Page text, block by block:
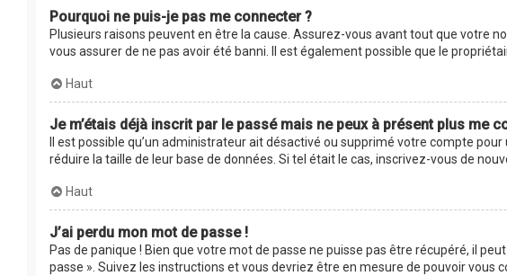
Pourquoi ne puis-je pas me connecter ?
Plusieurs raisons peuvent en être la cause. Assurez-vous avant tout que votre
vous assurer de ne pas avoir été banni. Il est également possible que le
Haut
Je m’étais déjà inscrit par le passé mais ne peux à présent plus me
Il est possible qu’un administrateur ait désactivé ou supprimé votre compte
réduire la taille de leur base de données. Si tel était le cas, inscrivez-vous de
Haut
J’ai perdu mon mot de passe !
Pas de panique ! Bien que votre mot de passe ne puisse pas être récupéré, il
passe ». Suivez les instructions et vous devriez être en mesure de pouvoir vous